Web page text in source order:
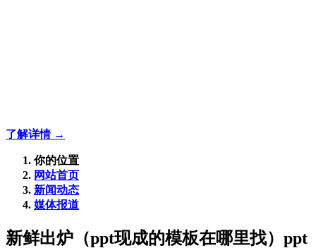
了解详情 →
你的位置
网站首页
新闻动态
媒体报道
新鲜出炉（ppt现成的模板在哪里找）ppt